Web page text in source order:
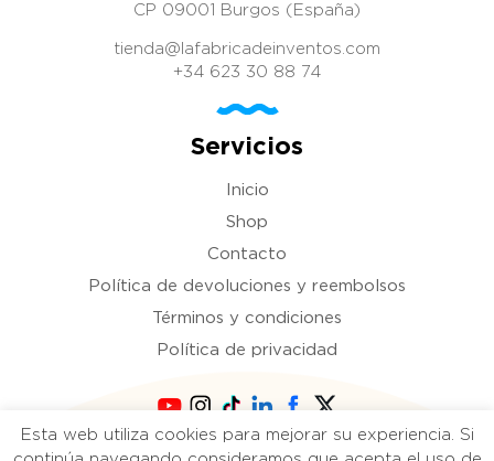
CP 09001 Burgos (España)
tienda@lafabricadeinventos.com
+34 623 30 88 74
Servicios
Inicio
Shop
Contacto
Política de devoluciones y reembolsos
Términos y condiciones
Política de privacidad
Copyright 2021 La fábrica de inventos. Todos
Esta web utiliza cookies para mejorar su experiencia. Si